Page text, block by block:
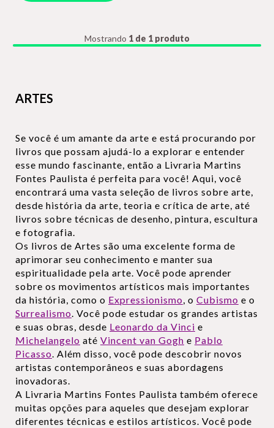
Mostrando 1 de 1 produto
ARTES
Se você é um amante da arte e está procurando por
livros que possam ajudá-lo a explorar e entender
esse mundo fascinante, então a Livraria Martins
Fontes Paulista é perfeita para você! Aqui, você
encontrará uma vasta seleção de livros sobre arte,
desde história da arte, teoria e crítica de arte, até
livros sobre técnicas de desenho, pintura, escultura
e fotografia.
Os livros de Artes são uma excelente forma de
aprimorar seu conhecimento e manter sua
espiritualidade pela arte. Você pode aprender
sobre os movimentos artísticos mais importantes
da história, como o Expressionismo, o Cubismo e o
Surrealismo. Você pode estudar os grandes artistas
e suas obras, desde Leonardo da Vinci e
Michelangelo até Vincent van Gogh e Pablo
Picasso. Além disso, você pode descobrir novos
artistas contemporâneos e suas abordagens
inovadoras.
A Livraria Martins Fontes Paulista também oferece
muitas opções para aqueles que desejam explorar
diferentes técnicas e estilos artísticos. Você pode